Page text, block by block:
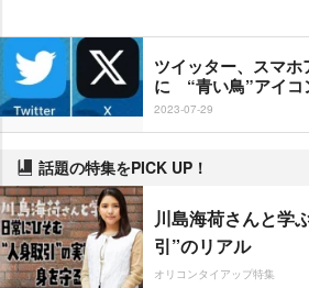
ツイッター、スマホ
に “青い鳥”アイコ
2023-07-29
話題の特集をPICK UP！
川島海荷さんと学
引”のリアル
オリコンタイアップ特集